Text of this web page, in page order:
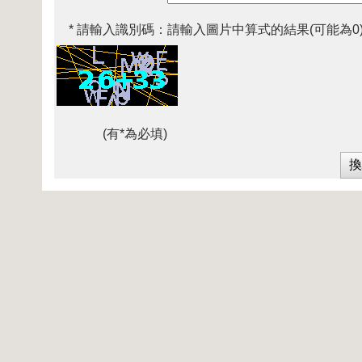
* 請輸入識別碼： 請輸入圖片中算式的結果(可能為
(有*為必填)